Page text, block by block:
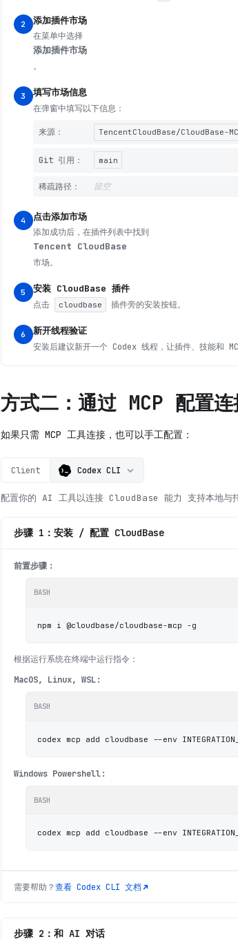
2 添加插件市场
在菜单中选择
添加插件市场
。
3 填写市场信息
在弹窗中填写以下信息：
来源： TencentCloudBase/CloudBase-
Git 引用： main
稀疏路径： 留空
4 点击添加市场
添加成功后，在插件列表中找到
Tencent CloudBase
市场。
5 安装 CloudBase 插件
点击 cloudbase 插件旁的安装按钮。
6 新开线程验证
安装后建议新开一个 Codex 线程，让插件、技能和
方式二：通过 MCP 配置连
如果只需 MCP 工具连接，也可以手工配置：
Client Codex CLI
配置你的 AI 工具以连接 CloudBase 能力 支持本地与
步骤 1：安装 / 配置 CloudBase
前置步骤：
BASH
npm i @cloudbase/cloudbase-mcp -g
根据运行系统在终端中运行指令：
MacOS, Linux, WSL:
BASH
codex mcp add cloudbase --env
Windows Powershell:
BASH
codex mcp add cloudbase --env
需要帮助？查看 Codex CLI 文档
步骤 2：和 AI 对话